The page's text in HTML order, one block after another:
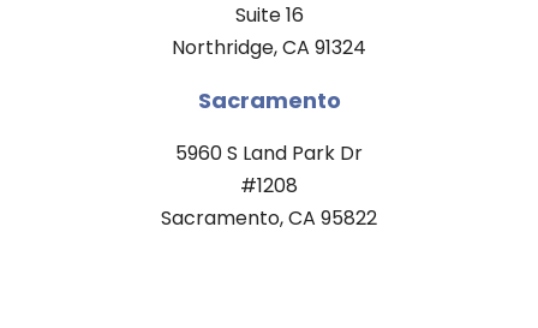
Suite 16
Northridge, CA 91324
Sacramento
5960 S Land Park Dr
#1208
Sacramento, CA 95822